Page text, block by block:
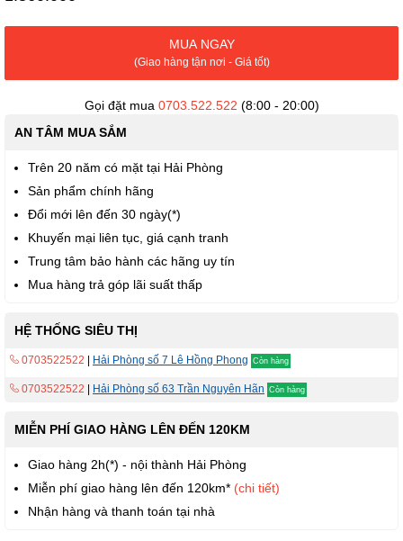
ảnh
MUA NGAY
(Giao hàng tận nơi - Giá tốt)
Gọi đặt mua 0703.522.522 (8:00 - 20:00)
AN TÂM MUA SẮM
Trên 20 năm có mặt tại Hải Phòng
Sản phẩm chính hãng
Đổi mới lên đến 30 ngày(*)
Khuyến mại liên tục, giá cạnh tranh
Trung tâm bảo hành các hãng uy tín
Mua hàng trả góp lãi suất thấp
HỆ THỐNG SIÊU THỊ
0703522522 Hải Phòng số 7 Lê Hồng Phong Còn hàng
0703522522 Hải Phòng số 63 Trần Nguyên Hãn Còn hàng
MIỄN PHÍ GIAO HÀNG LÊN ĐẾN 120KM
Giao hàng 2h(*) - nội thành Hải Phòng
Miễn phí giao hàng lên đến 120km* (chi tiết)
Nhận hàng và thanh toán tại nhà